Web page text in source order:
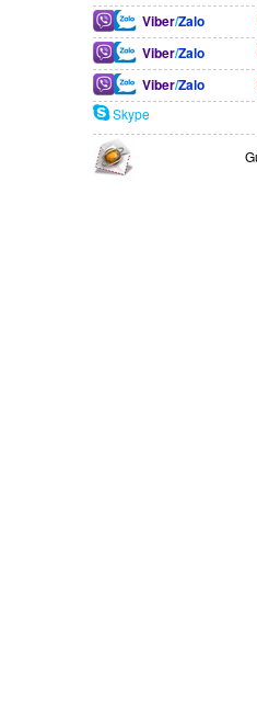
Viber/Zalo
Viber/Zalo
Viber/Zalo
Skype